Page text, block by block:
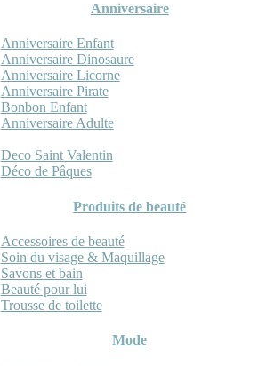
Anniversaire
Anniversaire Enfant
Anniversaire Dinosaure
Anniversaire Licorne
Anniversaire Pirate
Bonbon Enfant
Anniversaire Adulte
Deco Saint Valentin
Déco de Pâques
Produits de beauté
Accessoires de beauté
Soin du visage & Maquillage
Savons et bain
Beauté pour lui
Trousse de toilette
Mode